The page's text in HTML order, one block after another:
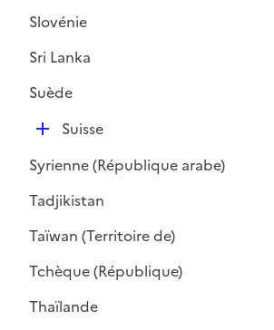
Slovénie
Sri Lanka
Suède
D
p
l
i
e
Suisse
Syrienne (République arabe)
Tadjikistan
Taïwan (Territoire de)
Tchèque (République)
Thaïlande